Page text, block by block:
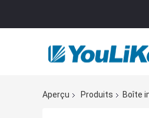
Aperçu Produits Boîte